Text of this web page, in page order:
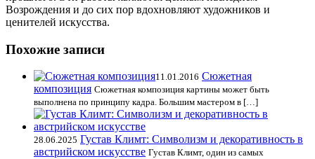
Возрождения и до сих пор вдохновляют художников и
ценителей искусства.
Похожие записи
11.01.2016 Сюжетная
композиция Сюжетная композиция картины может быть
выполнена по принципу кадра. Большим мастером в […]
28.06.2025 Густав Климт: Символизм и декоративность в
австрийском искусстве Густав Климт, один из самых